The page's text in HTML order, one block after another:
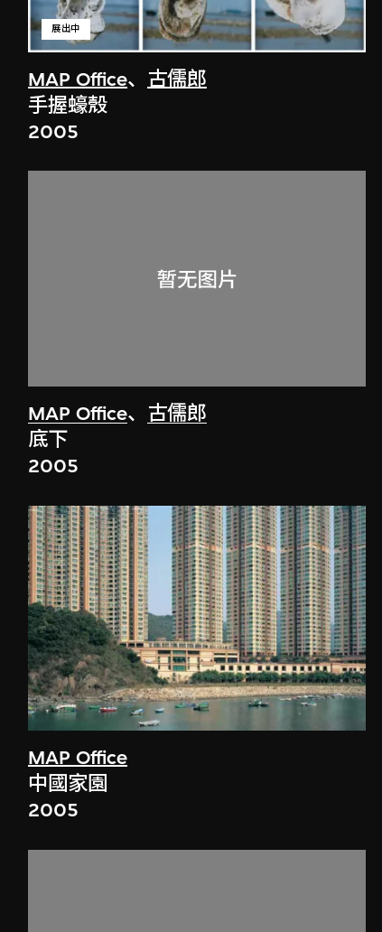
MAP Office、 古儒郎
展出中
手握蠔殼
2005
MAP Office、 古儒郎
底下
2005
MAP Office
中國家園
2005